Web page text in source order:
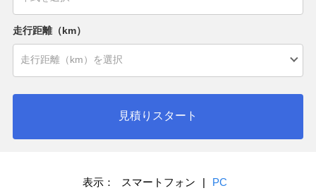
走行距離（km）
見積りスタート
表示： スマートフォン | PC